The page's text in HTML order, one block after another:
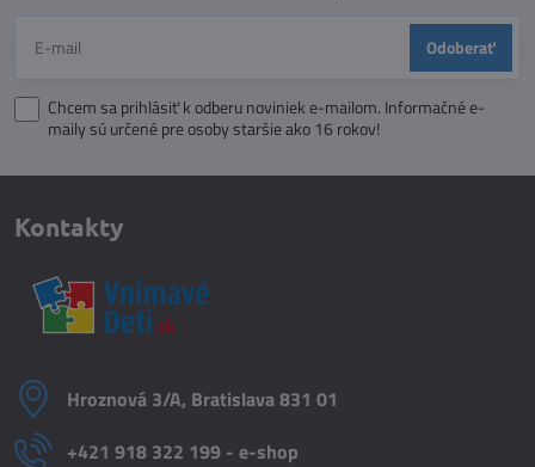
Odoberať
Chcem sa prihlásiť k odberu noviniek e-mailom. Informačné e-
maily sú určené pre osoby staršie ako 16 rokov!
Kontakty
Hroznová 3/A, Bratislava 831 01
+421 918 322 199 - e-shop